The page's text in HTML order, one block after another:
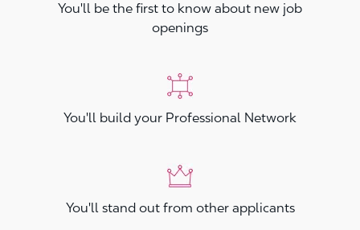
You'll be the first to know about new job
openings
You'll build your Professional Network
You'll stand out from other applicants